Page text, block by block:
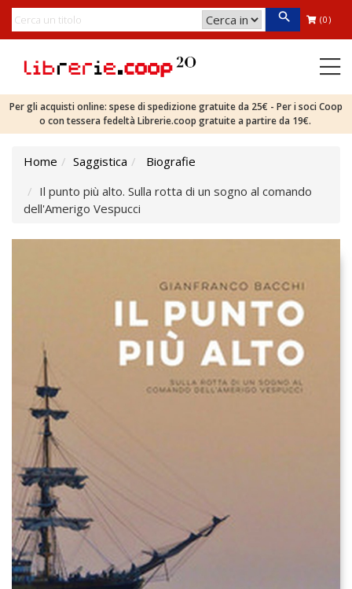
(0)
Per gli acquisti online: spese di spedizione gratuite da 25€ - Per i soci Coop
o con tessera fedeltà Librerie.coop gratuite a partire da 19€.
Home Saggistica
Biografie
Il punto più alto. Sulla rotta di un sogno al comando
dell'Amerigo Vespucci